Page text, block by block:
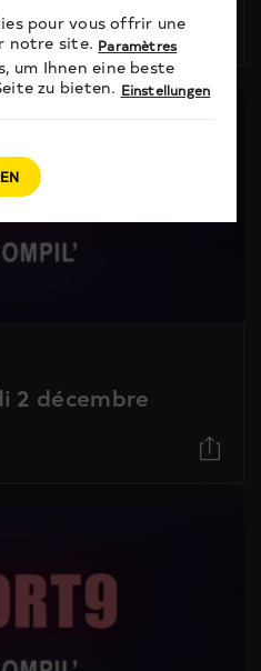
2 décembre
pour vous offrir une
notre site. Paramètres
um Ihnen eine beste
zu bieten. Einstellungen